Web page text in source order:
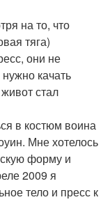
на то, что
тяга)
они не
качать
стал
в костюм воина
Мне хотелось
форму и
2009 я
тело и пресс к